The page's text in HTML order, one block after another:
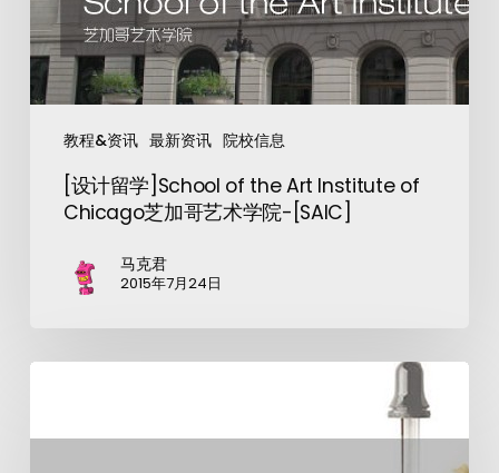
教程&资讯 最新资讯 院校信息
[设计留学]School of the Art Institute of
Chicago芝加哥艺术学院-[SAIC]
马克君
2015年7月24日